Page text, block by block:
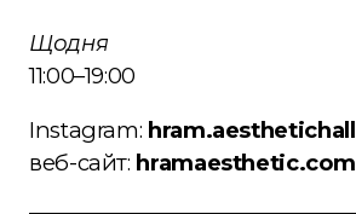
Щодня
11:00–19:00
Instagram: hram.aesthetichall
веб-сайт: hramaesthetic.com